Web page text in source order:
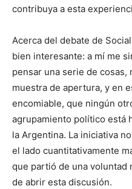
contribuya a esta
Acerca del debate de
bien interesante: a mí me
pensar una serie de cosas,
muestra de apertura, y en
encomiable, que ningún
agrupamiento político está
la Argentina. La iniciativa
el lado cuantitativamente
que partió de una voluntad
de abrir esta discusión.